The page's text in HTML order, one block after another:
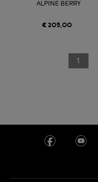
ALPINE BERRY
€ 205,00
1